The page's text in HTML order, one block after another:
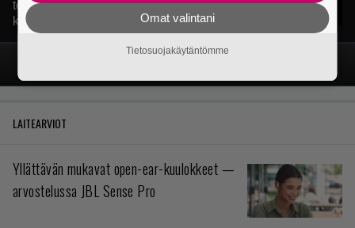
toimintatykitykseen pakotti tekemään
kässärin uusiksi
LAITEARVIOT
Yllättävän mukavat open-ear-kuulokkeet —
arvostelussa JBL Sense Pro
Omat valintani
Tietosuojakäytäntömme